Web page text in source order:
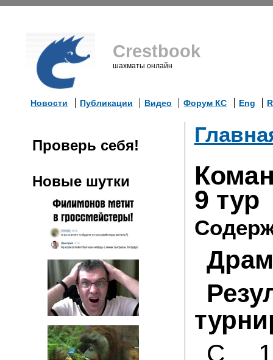
Crestbook
шахматы онлайн
Новости Публикации Видео Форум КС Eng
Проверь себя!
Новые шутки
9 тур
C